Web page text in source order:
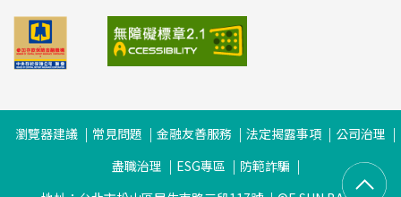
瀏覽器建議 常見問題 金融友善服務 法定揭露事項
公司治理
盡職治理
ESG專區
防範詐騙